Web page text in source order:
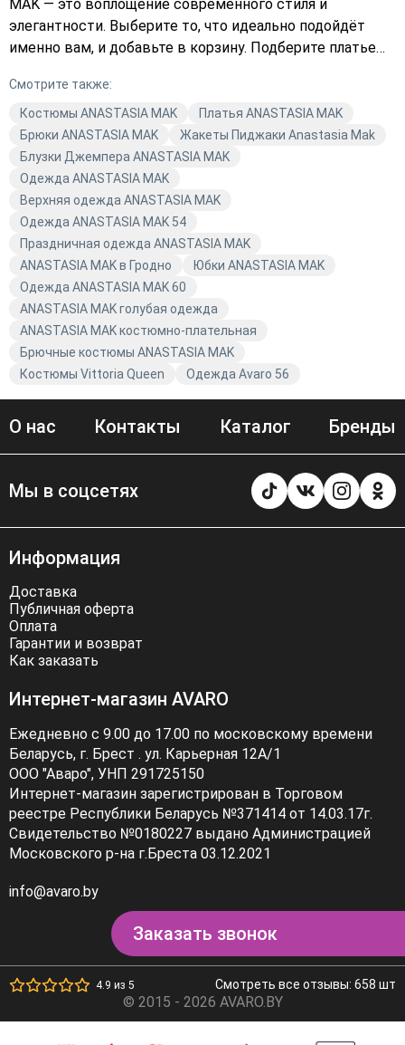
MAK — это воплощение современного стиля и
элегантности. Выберите то, что идеально подойдёт
именно вам, и добавьте в корзину. Подберите платье
гардероба. Оформите заказ прямо сейчас и
наслаждайтесь комфортом и качеством Avaro.
Смотрите также:
Костюмы ANASTASIA MAK
Платья ANASTASIA MAK
Брюки ANASTASIA MAK
Жакеты Пиджаки Anastasia Mak
Блузки Джемпера ANASTASIA MAK
Одежда ANASTASIA MAK
Верхняя одежда ANASTASIA MAK
Одежда ANASTASIA MAK 54
Праздничная одежда ANASTASIA MAK
ANASTASIA MAK в Гродно
Юбки ANASTASIA MAK
Одежда ANASTASIA MAK 60
ANASTASIA MAK голубая одежда
ANASTASIA MAK костюмно-плательная
Брючные костюмы ANASTASIA MAK
Костюмы Vittoria Queen
Одежда Avaro 56
О нас Контакты Каталог Бренды
Мы в соцсетях
Информация
Доставка
Публичная оферта
Оплата
Гарантии и возврат
Как заказать
Интернет-магазин AVARO
Ежедневно с 9.00 до 17.00 по московскому времени
Беларусь, г. Брест . ул. Карьерная 12А/1
ООО "Аваро", УНП 291725150
Интернет-магазин зарегистрирован в Торговом
реестре Республики Беларусь №371414 от 14.03.17г.
Свидетельство №0180227 выдано Администрацией
Московского р-на г.Бреста 03.12.2021
info@avaro.by
Заказать звонок
4.9 из 5 Смотреть все отзывы: 658 шт
© 2015 - 2026 AVARO.BY